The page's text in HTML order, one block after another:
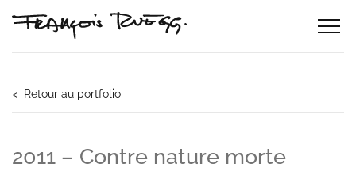
< Retour au portfolio
2011 – Contre nature morte